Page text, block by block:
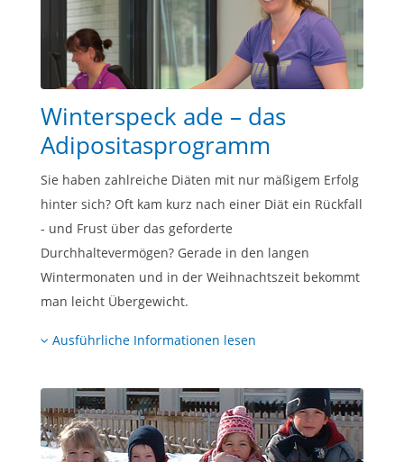
Winterspeck ade – das
Adipositasprogramm
Sie haben zahlreiche Diäten mit nur mäßigem Erfolg
hinter sich? Oft kam kurz nach einer Diät ein Rückfall
- und Frust über das geforderte
Durchhaltevermögen? Gerade in den langen
Wintermonaten und in der Weihnachtszeit bekommt
man leicht Übergewicht.
Ausführliche Informationen lesen